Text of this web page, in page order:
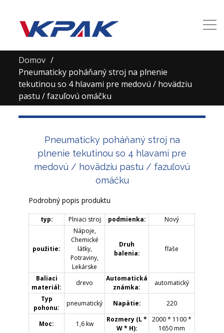
Domov
Pneumaticky poháňaný stroj na plnenie
tekutinou so 4 hlavami pre medovú / hovädziu
pastu / fazuľovú omáčku
Pneumaticky poháňaný stroj na
plnenie tekutinou so 4 hlavami pre
medovú / hovädziu pastu / fazuľovú
omáčku
Podrobný popis produktu
typ: Plniaci stroj podmienka: Nový
použitie:
Nápoje,
Chemické
látky,
Potraviny,
Lekárske
Druh
balenia:
fľaše
Baliaci
materiál:
drevo
Automatická
známka:
automatický
Typ
pohonu:
pneumatický Napätie: 220
Moc: 1,6 kw
Rozmery (L *
W * H):
2000 * 1100 *
1650 mm